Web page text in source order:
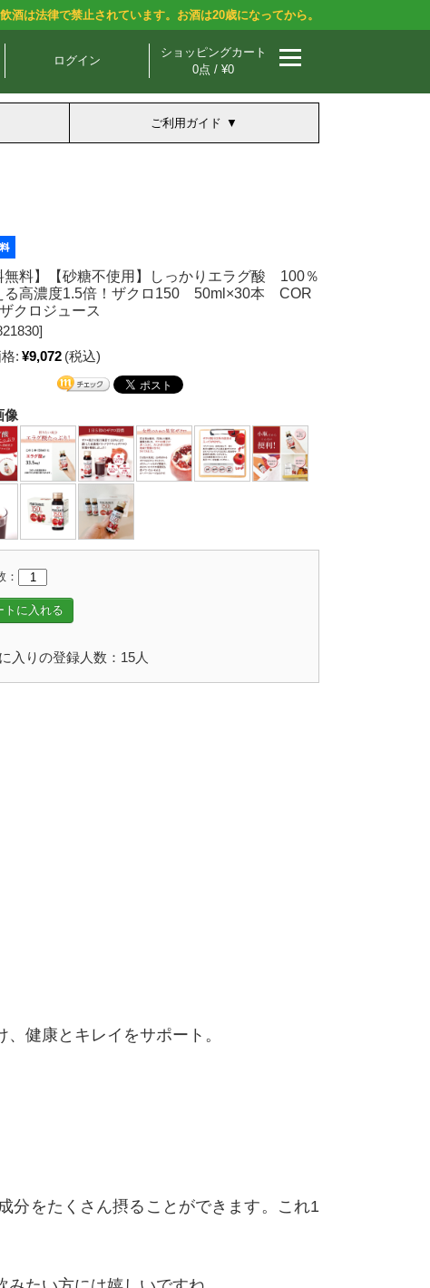
酒は法律で禁止されています。お酒は20歳になってから。
ログイン
ショッピングカート
0点 / ¥0
ご利用ガイド
無料】【砂糖不使用】しっかりエラグ酸 100％
る高濃度1.5倍！ザクロ150 50ml×30本 COR
クロジュース
: ¥9,072 (税込)
像
：
トに入れる
入りの登録人数：15人
健康とキレイをサポート。
分をたくさん摂ることができます。これ1